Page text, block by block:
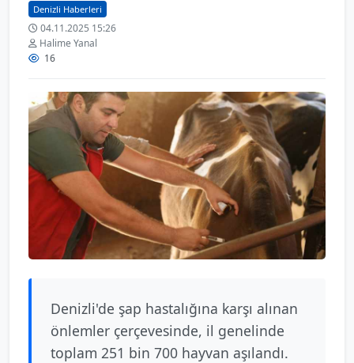
Denizli Haberleri
04.11.2025 15:26
Halime Yanal
16
Denizli'de şap hastalığına karşı alınan
önlemler çerçevesinde, il genelinde
toplam 251 bin 700 hayvan aşılandı.